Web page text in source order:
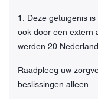
1. Deze getuigenis
ook door een extern
werden 20
Raadpleeg uw
beslissingen alleen.